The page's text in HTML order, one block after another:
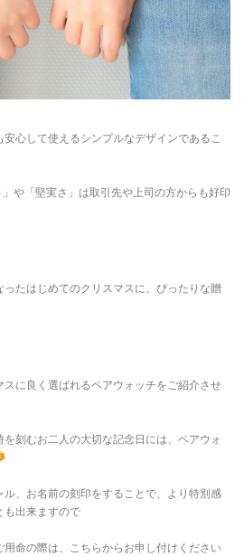
心して使えるシンプルなデザインであるこ
や「堅実さ」は取引先や上司の方からも好印
たはじめてのクリスマスに、ぴったりな贈
に良く選ばれるペアウォッチをご紹介させ
刻むお二人の大切な記念日には、ペアウォ
、お名前の刻印をすることで、より特別感
も出来ますので
命の際は、こちらからお申し付けください